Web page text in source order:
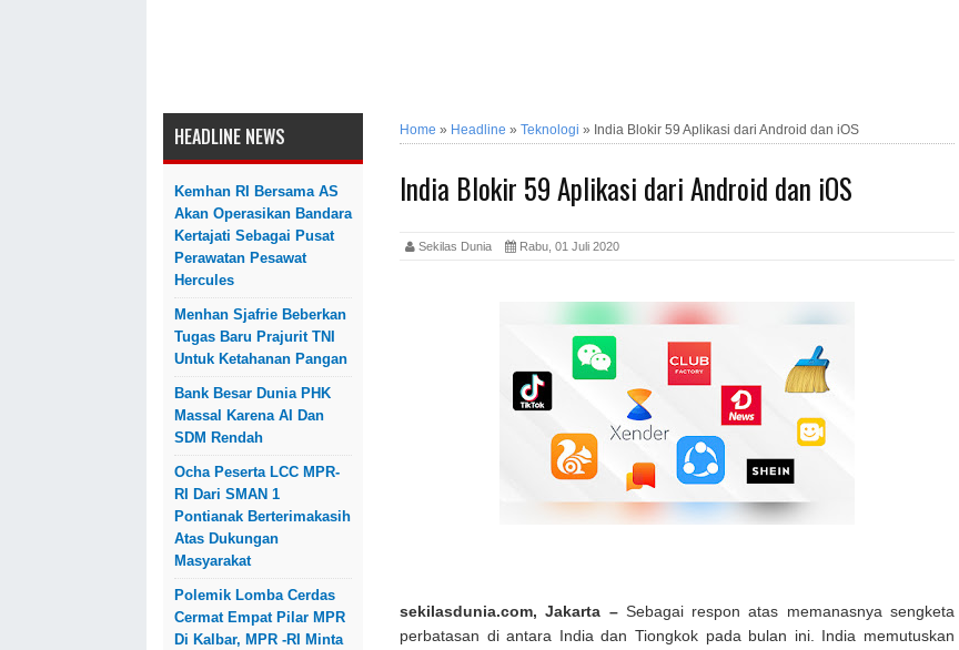
HEADLINE NEWS
Kemhan RI Bersama AS
Akan Operasikan Bandara
Kertajati Sebagai Pusat
Perawatan Pesawat
Hercules
Menhan Sjafrie Beberkan
Tugas Baru Prajurit TNI
Untuk Ketahanan Pangan
Bank Besar Dunia PHK
Massal Karena AI Dan
SDM Rendah
Ocha Peserta LCC MPR-
RI Dari SMAN 1
Pontianak Berterimakasih
Atas Dukungan
Masyarakat
Polemik Lomba Cerdas
Cermat Empat Pilar MPR
Di Kalbar, MPR -RI Minta
Home » Headline » Teknologi » India Blokir 59 Aplikasi dari Android dan iOS
India Blokir 59 Aplikasi dari Android dan iOS
Sekilas Dunia Rabu, 01 Juli 2020
sekilasdunia.com, Jakarta –Sebagai respon atas memanasnya sengketa
perbatasan di antara India dan Tiongkok pada bulan ini. India memutuskan